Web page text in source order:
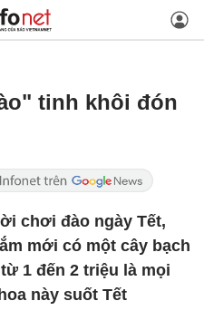
tinh khôi đón
chơi đào ngày Tết,
mới có một cây bạch
1 đến 2 triệu là mọi
này suốt Tết